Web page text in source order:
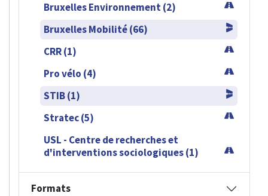
Bruxelles Environnement (2)
Bruxelles Mobilité (66)
CRR (1)
Pro vélo (4)
STIB (1)
Stratec (5)
USL - Centre de recherches et
d'interventions sociologiques (1)
Formats